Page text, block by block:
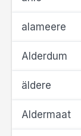
alameere
Alderdum
äldere
Aldermaat